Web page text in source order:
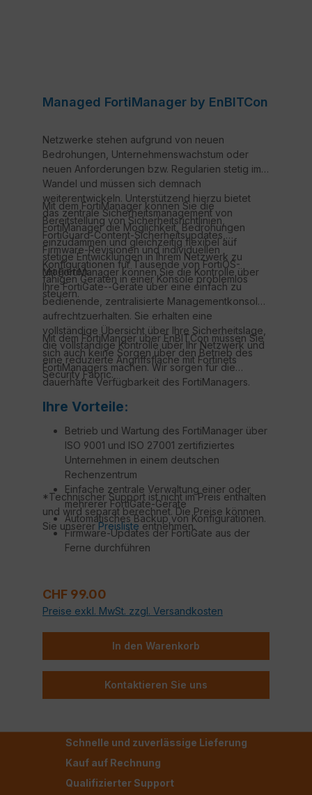
Managed FortiManager by EnBITCon
Netzwerke stehen aufgrund von neuen
Bedrohungen, Unternehmenswachstum oder
neuen Anforderungen bzw. Regularien stetig im
Wandel und müssen sich demnach
weiterentwickeln. Unterstützend hierzu bietet
das zentrale Sicherheitsmanagement von
FortiManager die Möglichkeit, Bedrohungen
einzudämmen und gleichzeitig flexibel auf
stetige Entwicklungen in Ihrem Netzwerk zu
reagieren.
Mit dem FortiManager können Sie die
Bereitstellung von Sicherheitsrichtlinien,
FortiGuard-Content-Sicherheitsupdates,
Firmware-Revisionen und individuellen
Konfigurationen für Tausende von FortiOS-
fähigen Geräten in einer Konsole problemlos
steuern.
Mit FortiManager können Sie die Kontrolle über
Ihre FortiGate--Geräte über eine einfach zu
bedienende, zentralisierte Managementkonsole
aufrechtzuerhalten. Sie erhalten eine
vollständige Übersicht über Ihre Sicherheitslage,
die vollständige Kontrolle über Ihr Netzwerk und
eine reduzierte Angriffsfläche mit Fortinets
Security Fabric.
Mit dem FortiManger über EnBITCon müssen Sie
sich auch keine Sorgen über den Betrieb des
FortiManagers machen. Wir sorgen für die
dauerhafte Verfügbarkeit des FortiManagers.
Ihre Vorteile:
Betrieb und Wartung des FortiManager über
ISO 9001 und ISO 27001 zertifiziertes
Unternehmen in einem deutschen
Rechenzentrum
Einfache zentrale Verwaltung einer oder
mehrerer FortiGate-Geräte
Automatisches Backup von Konfigurationen.
Firmware-Updates der FortiGate aus der
Ferne durchführen
*Technischer Support ist nicht im Preis enthalten
und wird separat berechnet. Die Preise können
Sie unsererPreislisteentnehmen.
Regulärer Preis:
CHF 99.00
Preise exkl. MwSt. zzgl. Versandkosten
In den Warenkorb
Kontaktieren Sie uns
Schnelle und zuverlässige Lieferung
Kauf auf Rechnung
Qualifizierter Support